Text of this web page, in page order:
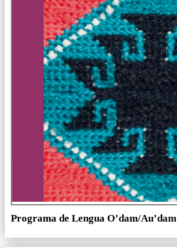
Programa de Lengua O’dam/Au’dam